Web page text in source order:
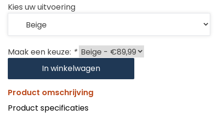
Kies uw uitvoering
Maak een keuze: *
In winkelwagen
Product omschrijving
Product specificaties